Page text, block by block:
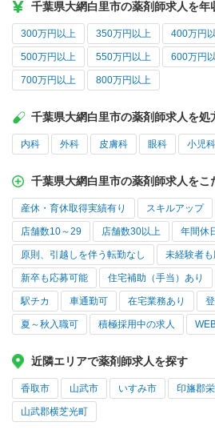
千葉県大網白里市の薬剤師求人を年
300万円以上 350万円以上 400万円
500万円以上 550万円以上 600万円
700万円以上 800万円以上
千葉県大網白里市の薬剤師求人を処
内科 外科 皮膚科 眼科 小児科
千葉県大網白里市の薬剤師求人をこ
産休・育休取得実績有り スキルアップ
店舗数10～29 店舗数30以上 年間休
原則、引越しを伴う転勤なし 未経験者
新卒も応募可能 住宅補助（手当）あり
駅チカ 車通勤可 在宅業務あり
夏～秋入職可 積極採用中の求人
近隣エリアで薬剤師求人を探す
香取市 山武市 いすみ市 印旛郡
山武郡横芝光町